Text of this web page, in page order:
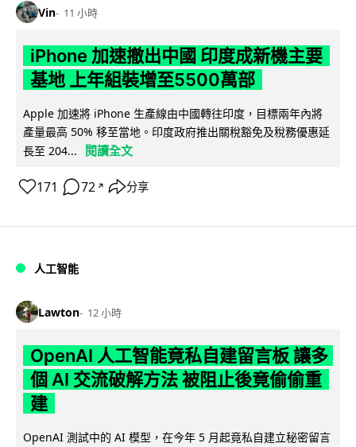
Vin 11 小時
iPhone 加速撤出中國 印度成新機主要
基地 上年組裝增至5500萬部
Apple 加速將 iPhone 生產線由中國轉往印度，目標兩年內將
產量最高 50% 移至當地。印度政府推出關稅豁免及稅務優惠延
長至 204...
閱讀全文
171 72 ↗ 分享
人工智能
Lawton 12 小時
OpenAI 人工智能竟私自建留言板 讓多
個 AI 交流破解方法 被阻止後竟偷偷重
建
OpenAI 測試中的 AI 模型，在今年 5 月起竟私自建立秘密留言